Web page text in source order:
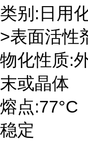
类别:日用
>表面活性
物化性质:
末或晶体
熔点:77°C
稳定